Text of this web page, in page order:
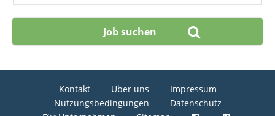
Kontakt Über uns
Impressum
Nutzungsbedingungen
Datenschutz